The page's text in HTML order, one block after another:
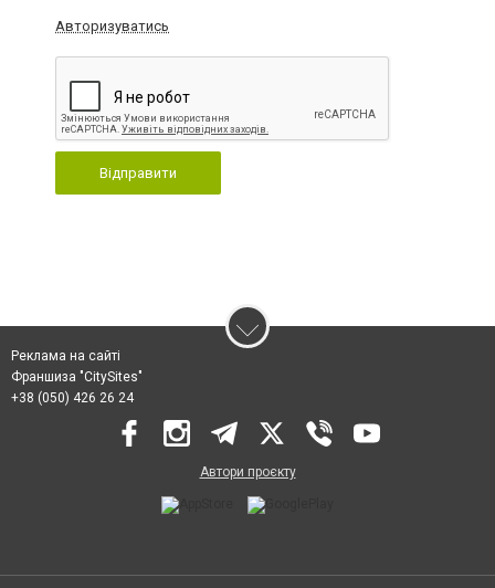
Авторизуватись
Відправити
Реклама на сайті
Франшиза "CitySites"
+38 (050) 426 26 24
Автори проєкту